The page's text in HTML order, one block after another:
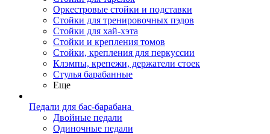
Оркестровые стойки и подставки
Стойки для тренировочных пэдов
Стойки для хай-хэта
Стойки и крепления томов
Стойки, крепления для перкуссии
Клэмпы, крепежи, держатели стоек
Стулья барабанные
Еще
Педали для бас-барабана
Двойные педали
Одиночные педали